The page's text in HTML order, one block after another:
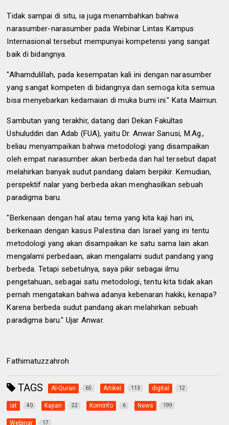
Tidak sampai di situ, ia juga menambahkan bahwa
narasumber-narasumber pada Webinar Lintas Kampus
Internasional tersebut mempunyai kompetensi yang sangat
baik di bidangnya.
"Alhamdulillah, pada kesempatan kali ini dengan narasumber
yang sangat kompeten di bidangnya dan semoga kita semua
bisa menyebarkan kedamaian di muka bumi ini." Kata Maimun.
Sambutan yang terakhir, datang dari Dekan Fakultas
Ushuluddin dan Adab (FUA), yaitu Dr. Anwar Sanusi, M.Ag.,
beliau menyampaikan bahwa metodologi yang disampaikan
oleh empat narasumber akan berbeda dan hal tersebut dapat
melahirkan banyak sudut pandang dalam berpikir. Kemudian,
perspektif nalar yang berbeda akan menghasilkan sebuah
paradigma baru.
"Berkenaan dengan hal atau tema yang kita kaji hari ini,
berkenaan dengan kasus Palestina dan Israel yang ini tentu
metodologi yang akan disampaikan ke satu sama lain akan
mengalami perbedaan, akan mengalami sudut pandang yang
berbeda. Tetapi sebetulnya, saya pikir sebagai ilmu
pengetahuan, sebagai satu metodologi, tentu kita tidak akan
pernah mengatakan bahwa adanya kebenaran hakiki, kenapa?
Karena berbeda sudut pandang akan melahirkan sebuah
paradigma baru." Ujar Anwar.
Fathimatuzzahroh
TAGS Al-Quran 65 Artikel 113 digital 12
iat 40 Kajian 22 Kominfo 6 News 199
Webinar 17